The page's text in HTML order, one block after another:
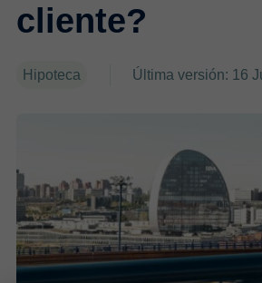
cliente?
Hipoteca Última versión: 16